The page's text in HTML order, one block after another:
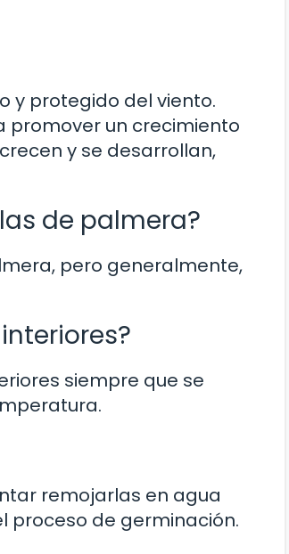
y protegido del viento.
promover un crecimiento
y se desarrollan,
de palmera?
pero generalmente,
siempre que se
remojarlas en agua
proceso de germinación.